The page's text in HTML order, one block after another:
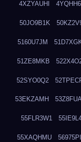
4XZYAUHI
50JO9B1K
5160U7JM
51ZE8MKB
52SYO0Q2
53EKZAMH
55FLR3W1
55XAQHMU